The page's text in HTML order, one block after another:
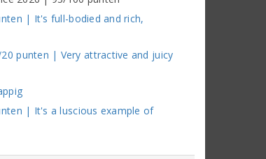
| It's full-bodied and rich,
punten | Very attractive and juicy
| It's a luscious example of